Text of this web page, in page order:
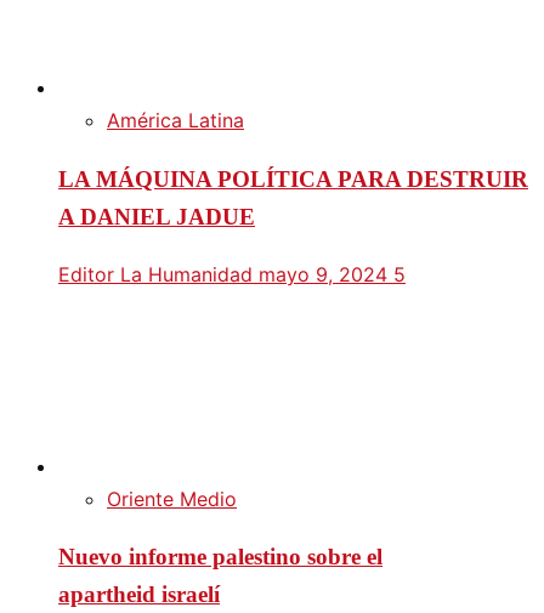
América Latina
LA MÁQUINA POLÍTICA PARA DESTRUIR
A DANIEL JADUE
Editor La Humanidad mayo 9, 2024 5
Oriente Medio
Nuevo informe palestino sobre el
apartheid israelí